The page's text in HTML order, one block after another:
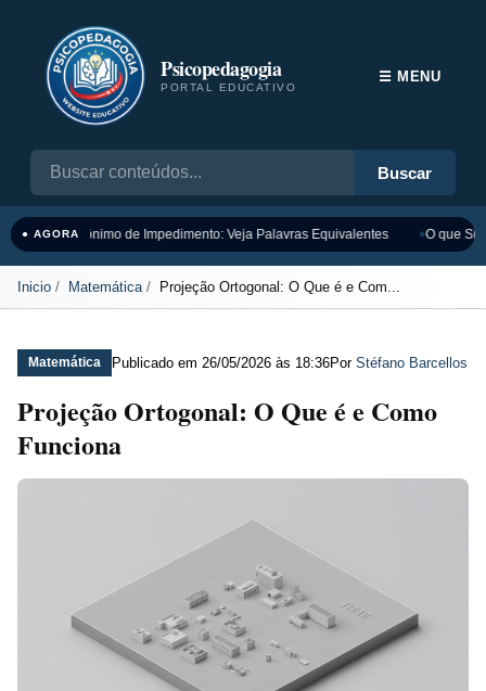
Psicopedagogia
PORTAL EDUCATIVO
Buscar
☰ MENU
● AGORASinônimo de Impedimento: Veja Palavras Equivalentes O que
Inicio Matemática Projeção Ortogonal: O Que é e Com...
Matemática Publicado em 26/05/2026 às 18:36Por Stéfano Barcellos
Projeção Ortogonal: O Que é e Como
Funciona